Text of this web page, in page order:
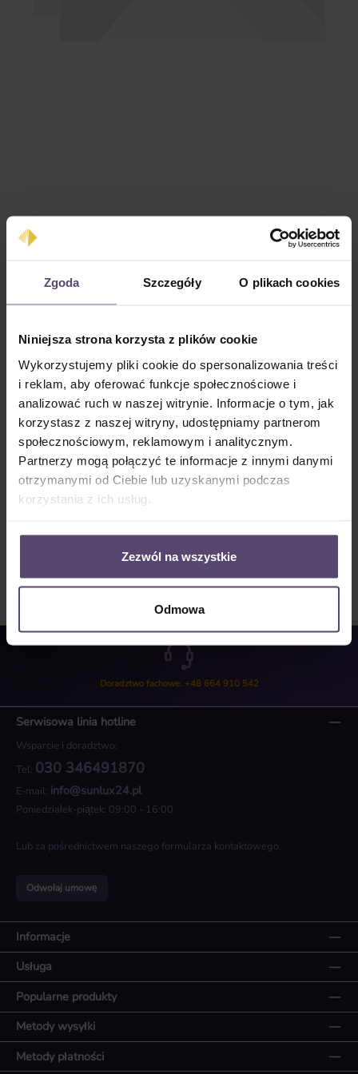
Zgoda Szczegóły O plikach cookies
Niniejsza strona korzysta z plików cookie
Wykorzystujemy pliki cookie do spersonalizowania treści
i reklam, aby oferować funkcje społecznościowe i
analizować ruch w naszej witrynie. Informacje o tym, jak
korzystasz z naszej witryny, udostępniamy partnerom
społecznościowym, reklamowym i analitycznym.
Partnerzy mogą połączyć te informacje z innymi danymi
otrzymanymi od Ciebie lub uzyskanymi podczas
korzystania z ich usług.
Zezwól na wszystkie
Odmowa
Ceny z VAT plus koszty wysyłki
Do koszyka
Numer produktu:SW10225
Opis
Wymiana sznurków w akumulatorowej plisowanej133cm
szerokości 108cm wysokości (rozłożona)w tym odbiór i
ponowna wysyłka.Więcej
Opinie/Recenzje
Doradztwo fachowe: +48 664 910 542
Serwisowa linia hotline
Wsparcie i doradztwo:
Tel: 030 346491870
E-mail: info@sunlux24.pl
Poniedziałek-piątek: 09:00 - 16:00
Lub za pośrednictwem naszego formularza kontaktowego.
Odwołaj umowę
Informacje
Usługa
Popularne produkty
Metody płatności
Metody wysyłki